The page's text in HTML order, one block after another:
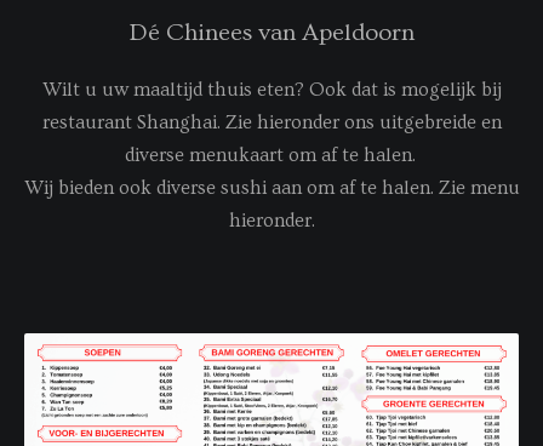
Dé Chinees van Apeldoorn
Wilt u uw maaltijd thuis eten? Ook dat is mogelijk bij
restaurant Shanghai. Zie hieronder ons uitgebreide en
diverse menukaart om af te halen.
Wij bieden ook diverse sushi aan om af te halen. Zie menu
hieronder.